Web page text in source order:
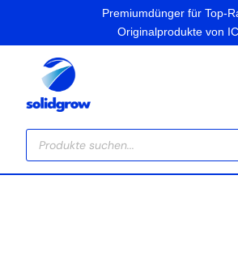
Premiumdünger für Top-
Originalprodukte von
Products
search